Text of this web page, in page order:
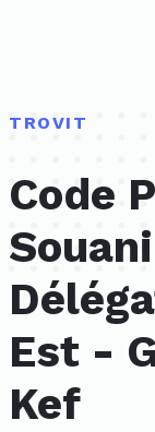
TROVIT
Code
Est -
Kef